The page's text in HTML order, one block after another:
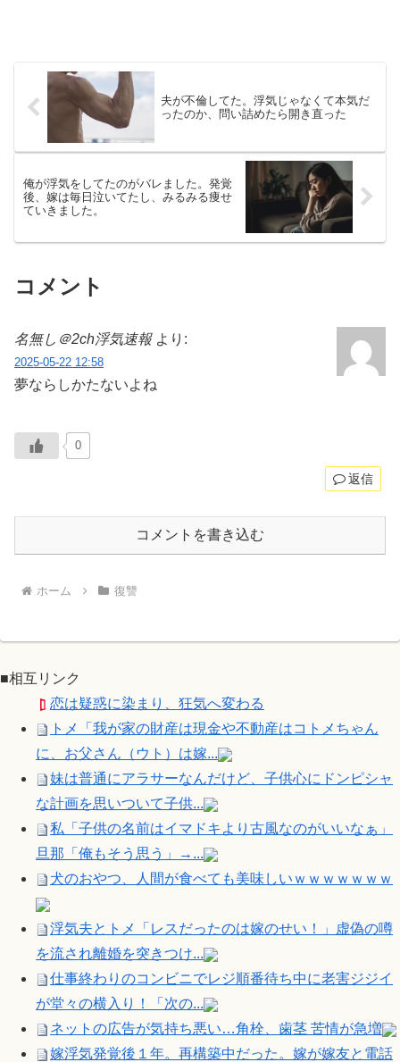
夫が不倫してた。浮気じゃなくて本気だ
ったのか、問い詰めたら開き直った
俺が浮気をしてたのがバレました。発覚
後、嫁は毎日泣いてたし、みるみる痩せ
ていきました。
コメント
名無し＠2ch浮気速報 より:
2025-05-22 12:58
夢ならしかたないよね
0
返信
コメントを書き込む
ホーム 復讐
■相互リンク
恋は疑惑に染まり、狂気へ変わる
トメ「我が家の財産は現金や不動産はコトメちゃん
に、お父さん（ウト）は嫁...
妹は普通にアラサーなんだけど、子供心にドンピシャ
な計画を思いついて子供...
私「子供の名前はイマドキより古風なのがいいなぁ」
旦那「俺もそう思う」→...
犬のおやつ、人間が食べても美味しいｗｗｗｗｗｗｗ
浮気夫とトメ「レスだったのは嫁のせい！」虚偽の噂
を流され離婚を突きつけ...
仕事終わりのコンビニでレジ順番待ち中に老害ジジイ
が堂々の横入り！「次の...
ネットの広告が気持ち悪い…角栓、歯茎 苦情が急増
嫁浮気発覚後１年。再構築中だった。嫁が嫁友と電話